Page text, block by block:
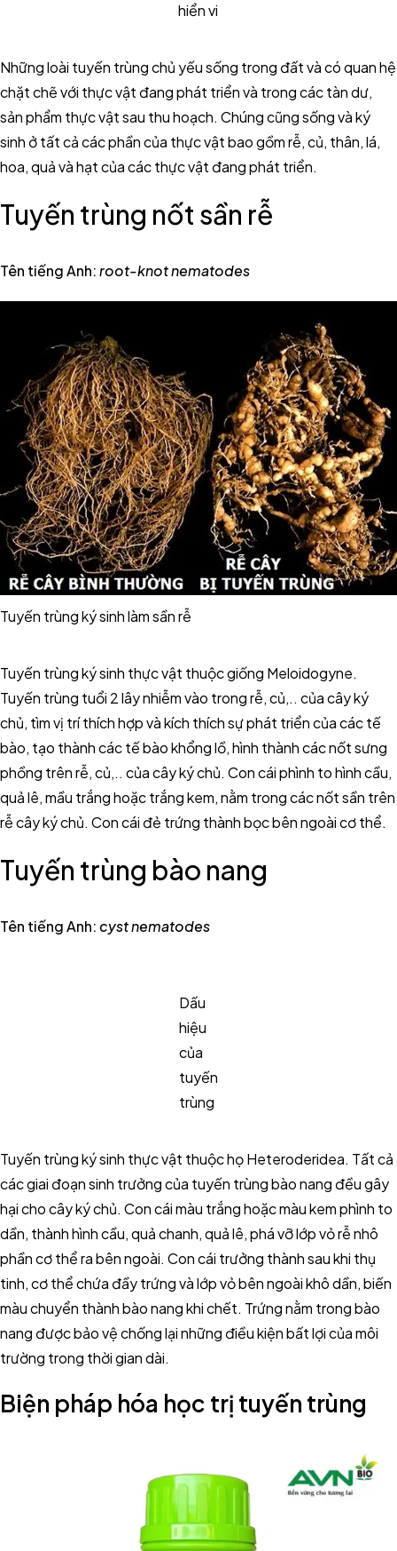
hiển vi
Những loài tuyến trùng chủ yếu sống trong đất và có quan hệ
chặt chẽ với thực vật đang phát triển và trong các tàn dư,
sản phẩm thực vật sau thu hoạch. Chúng cũng sống và ký
sinh ở tất cả các phần của thực vật bao gồm rễ, củ, thân, lá,
hoa, quả và hạt của các thực vật đang phát triển.
Tuyến trùng nốt sần rễ
Tên tiếng Anh:root-knot nematodes
Tuyến trùng ký sinh làm sần rễ
Tuyến trùng ký sinh thực vật thuộc giống Meloidogyne.
Tuyến trùng tuổi 2 lây nhiễm vào trong rễ, củ,.. của cây ký
chủ, tìm vị trí thích hợp và kích thích sự phát triển của các tế
bào, tạo thành các tế bào khổng lồ, hình thành các nốt sưng
phồng trên rễ, củ,.. của cây ký chủ. Con cái phình to hình cầu,
quả lê, mầu trắng hoặc trắng kem, nằm trong các nốt sần trên
rễ cây ký chủ. Con cái đẻ trứng thành bọc bên ngoài cơ thể.
Tuyến trùng bào nang
Tên tiếng Anh:cyst nematodes
Dấu
hiệu
của
tuyến
trùng
Tuyến trùng ký sinh thực vật thuộc họ Heteroderidea. Tất cả
các giai đoạn sinh trưởng của tuyến trùng bào nang đều gây
hại cho cây ký chủ. Con cái màu trắng hoặc màu kem phình to
dần, thành hình cầu, quả chanh, quả lê, phá vỡ lớp vỏ rễ nhô
phần cơ thể ra bên ngoài. Con cái trưởng thành sau khi thụ
tinh, cơ thể chứa đầy trứng và lớp vỏ bên ngoài khô dần, biến
màu chuyển thành bào nang khi chết. Trứng nằm trong bào
nang được bảo vệ chống lại những điều kiện bất lợi của môi
trường trong thời gian dài.
Biện pháp hóa học trị tuyến trùng